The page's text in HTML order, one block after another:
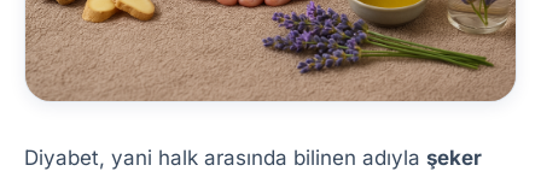
Diyabet, yani halk arasında bilinen adıyla şeker